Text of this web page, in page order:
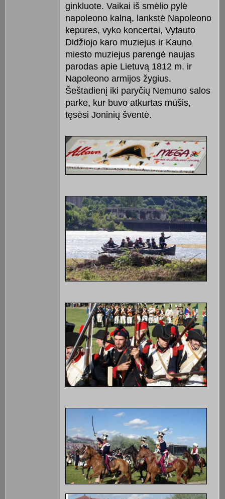
ginkluote. Vaikai iš smėlio pylė
napoleono kalną, lankstė Napoleono
kepures, vyko koncertai, Vytauto
Didžiojo karo muziejus ir Kauno
miesto muziejus parengė naujas
parodas apie Lietuvą 1812 m. ir
Napoleono armijos žygius.
Šeštadienį iki paryčių Nemuno salos
parke, kur buvo atkurtas mūšis,
tęsėsi Joninių šventė.